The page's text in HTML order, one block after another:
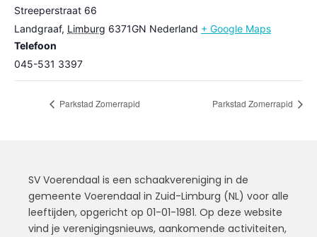
Streeperstraat 66
Landgraaf, Limburg 6371GN Nederland + Google Maps
Telefoon
045-531 3397
Parkstad Zomerrapid Parkstad Zomerrapid
SV Voerendaal is een schaakvereniging in de
gemeente Voerendaal in Zuid-Limburg (NL) voor alle
leeftijden, opgericht op 01-01-1981. Op deze website
vind je verenigingsnieuws, aankomende activiteiten,